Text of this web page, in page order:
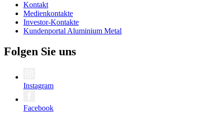
Kontakt
Medienkontakte
Investor-Kontakte
Kundenportal Aluminium Metal
Folgen Sie uns
Instagram
Facebook